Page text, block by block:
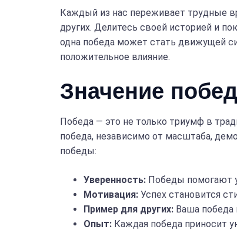
Каждый из нас переживает трудные
других. Делитесь своей историей и
одна победа может стать движущей
положительное влияние.
Значение
Победа — это не только триумф в
победа, независимо от масштаба,
победы:
Уверенность: Победы помогают
Мотивация: Успех становится
Пример для других: Ваша победа
Опыт: Каждая победа приносит